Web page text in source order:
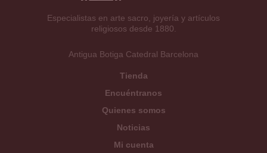
Especialistas en arte sacro, joyería y artículos
religiosos desde 1880.
Antigua Botiga Catedral Barcelona
Tienda
Encuéntranos
Quienes somos
Noticias
Mi cuenta